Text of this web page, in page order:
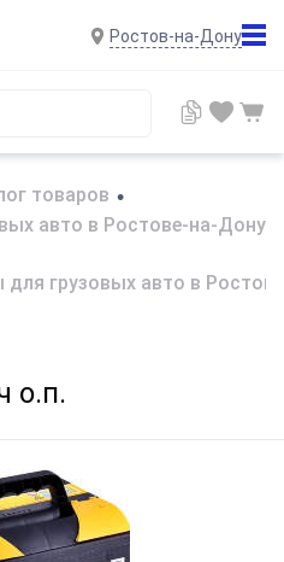
Ростов-на-Дону
товаров •
авто в Ростове-на-Дону
грузовых авто в
о.п.